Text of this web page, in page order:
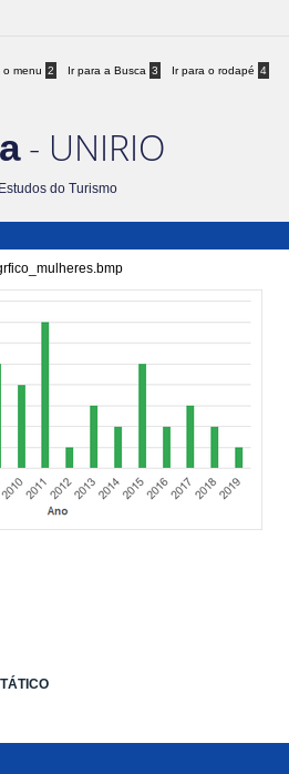
o menu 2 Ir para a Busca 3 Ir para o rodapé 4
- UNIRIO
do Turismo